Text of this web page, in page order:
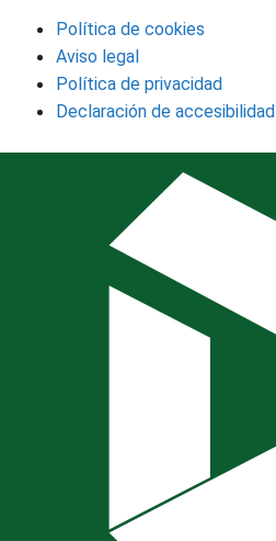
Política de cookies
Aviso legal
Política de privacidad
Declaración de accesibilidad